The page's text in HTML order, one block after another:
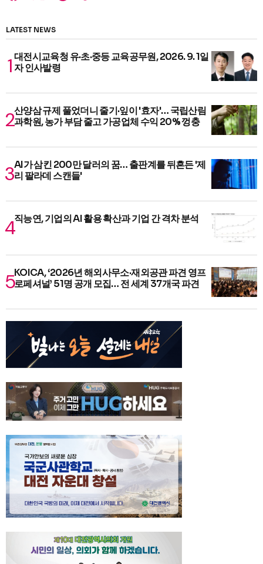
LATEST NEWS
대전시교육청 유·초·중등 교육공무원, 2026. 9. 1일
자 인사발령
산양삼 규제 풀었더니 줄기·잎이 '효자'… 국립산림
과학원, 농가 부담 줄고 가공업체 수익 20% 껑충
AI가 삼킨 200만 달러의 꿈… 출판계를 뒤흔든 '제
리 팔라데 스캔들'
직능연, 기업의 AI 활용 확산과 기업 간 격차 분석
KOICA, ‘2026년 해외사무소·재외공관 파견 영프
로페셔널’ 51명 공개 모집… 전 세계 37개국 파견